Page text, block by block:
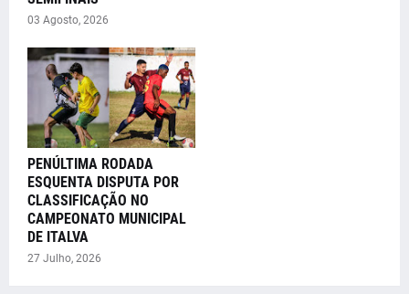
03 Agosto, 2026
PENÚLTIMA RODADA
ESQUENTA DISPUTA POR
CLASSIFICAÇÃO NO
CAMPEONATO MUNICIPAL
DE ITALVA
27 Julho, 2026